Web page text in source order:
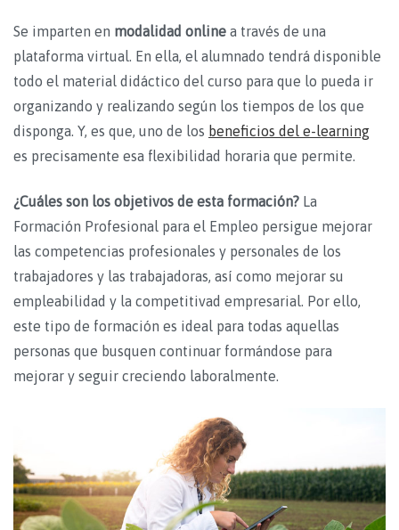
Se imparten en modalidad online a través de una
plataforma virtual. En ella, el alumnado tendrá disponible
todo el material didáctico del curso para que lo pueda ir
organizando y realizando según los tiempos de los que
disponga. Y, es que, uno de los beneficios del e-learning
es precisamente esa flexibilidad horaria que permite.
¿Cuáles son los objetivos de esta formación? La
Formación Profesional para el Empleo persigue mejorar
las competencias profesionales y personales de los
trabajadores y las trabajadoras, así como mejorar su
empleabilidad y la competitivad empresarial. Por ello,
este tipo de formación es ideal para todas aquellas
personas que busquen continuar formándose para
mejorar y seguir creciendo laboralmente.